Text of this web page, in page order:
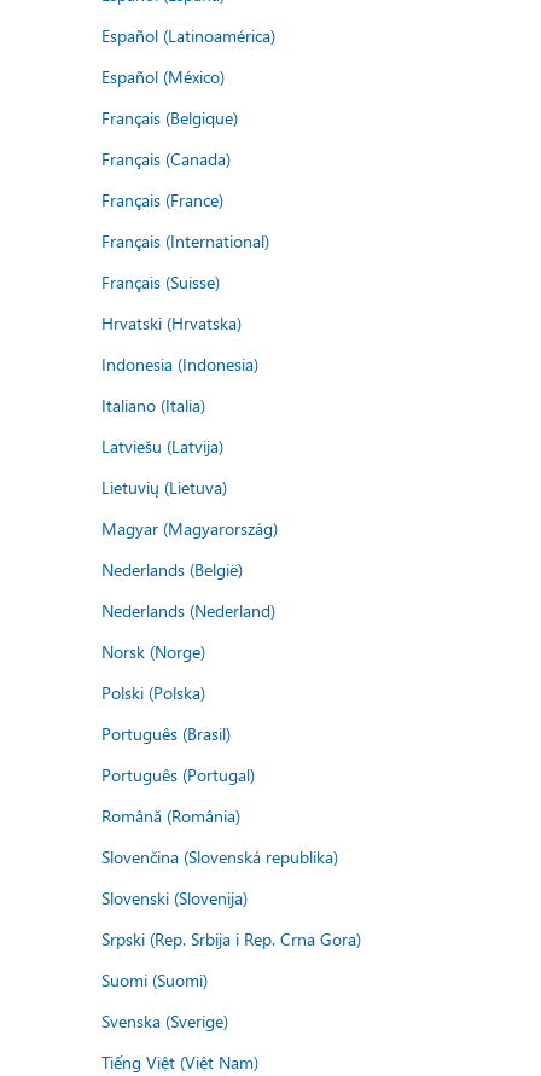
Español (Latinoamérica)
Español (México)
Français (Belgique)
Français (Canada)
Français (France)
Français (International)
Français (Suisse)
Hrvatski (Hrvatska)
Indonesia (Indonesia)
Italiano (Italia)
Latviešu (Latvija)
Lietuvių (Lietuva)
Magyar (Magyarország)
Nederlands (België)
Nederlands (Nederland)
Norsk (Norge)
Polski (Polska)
Português (Brasil)
Português (Portugal)
Română (România)
Slovenčina (Slovenská republika)
Slovenski (Slovenija)
Srpski (Rep. Srbija i Rep. Crna Gora)
Suomi (Suomi)
Svenska (Sverige)
Tiếng Việt (Việt Nam)